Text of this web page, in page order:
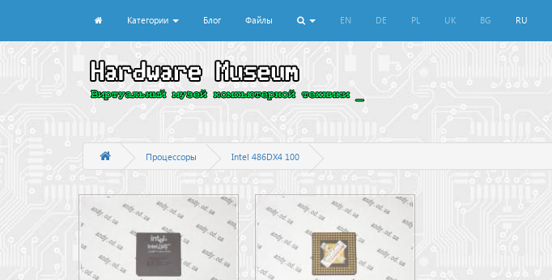
Категории Блог Файлы EN DE PL UK BG RU
Процессоры Intel 486DX4 100